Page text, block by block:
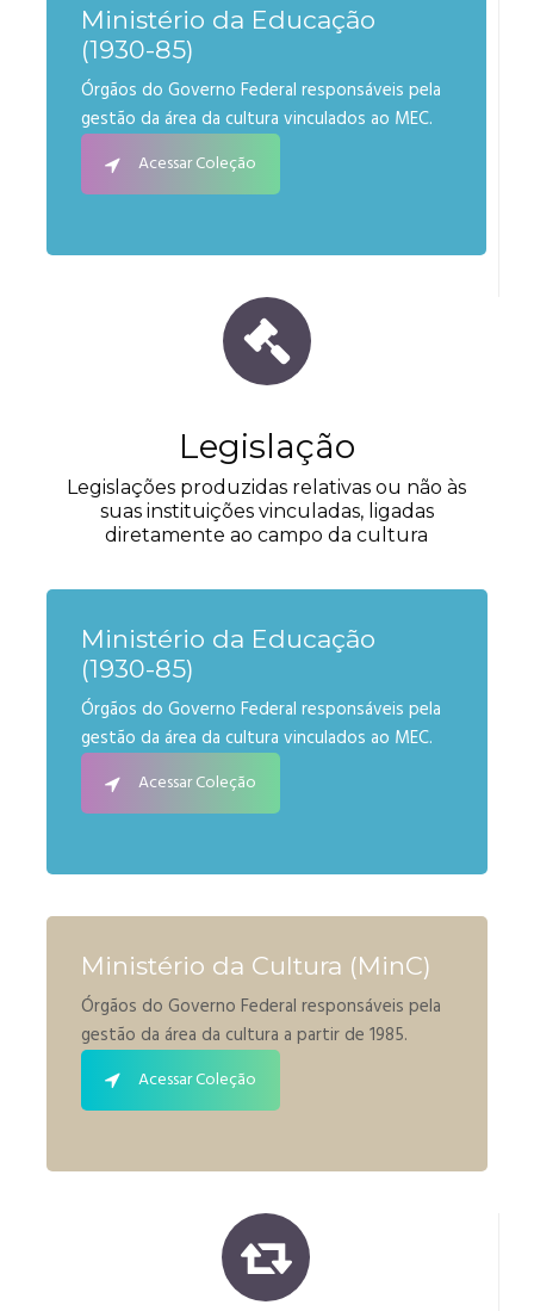
Ministério da Educação
(1930-85)
Órgãos do Governo Federal responsáveis pela
gestão da área da cultura vinculados ao MEC.
Acessar Coleção
Legislação
Legislações produzidas relativas ou não às
suas instituições vinculadas, ligadas
diretamente ao campo da cultura
Ministério da Educação
(1930-85)
Órgãos do Governo Federal responsáveis pela
gestão da área da cultura vinculados ao MEC.
Acessar Coleção
Ministério da Cultura (MinC)
Órgãos do Governo Federal responsáveis pela
gestão da área da cultura a partir de 1985.
Acessar Coleção